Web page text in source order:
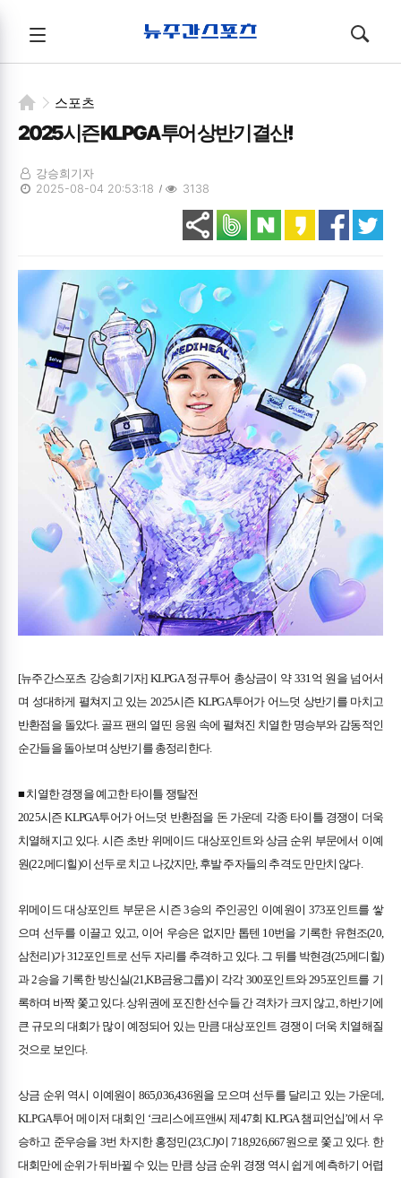
전체메뉴
열기/
검색
열기/
스포츠
2025시즌 KLPGA투어 상반기 결산!
강승희기자
2025-08-04 20:53:18
3138
[뉴주간스포츠 강승희기자] KLPGA 정규투어 총상금이 약 331억 원을 넘어서
며 성대하게 펼쳐지고 있는 2025시즌 KLPGA투어가 어느덧 상반기를 마치고
반환점을 돌았다. 골프 팬의 열띤 응원 속에 펼쳐진 치열한 명승부와 감동적인
순간들을 돌아보며 상반기를 총정리한다.
■ 치열한 경쟁을 예고한 타이틀 쟁탈전
2025시즌 KLPGA투어가 어느덧 반환점을 돈 가운데 각종 타이틀 경쟁이 더욱
치열해지고 있다. 시즌 초반 위메이드 대상포인트와 상금 순위 부문에서 이예
원(22,메디힐)이 선두로 치고 나갔지만, 후발 주자들의 추격도 만만치 않다.
위메이드 대상포인트 부문은 시즌 3승의 주인공인 이예원이 373포인트를 쌓
으며 선두를 이끌고 있고, 이어 우승은 없지만 톱텐 10번을 기록한 유현조(20,
삼천리)가 312포인트로 선두 자리를 추격하고 있다. 그 뒤를 박현경(25,메디힐)
과 2승을 기록한 방신실(21,KB금융그룹)이 각각 300포인트와 295포인트를 기
록하며 바짝 쫓고 있다. 상위권에 포진한 선수들 간 격차가 크지 않고, 하반기에
큰 규모의 대회가 많이 예정되어 있는 만큼 대상포인트 경쟁이 더욱 치열해질
것으로 보인다.
상금 순위 역시 이예원이 865,036,436원을 모으며 선두를 달리고 있는 가운데,
KLPGA투어 메이저 대회인 ‘크리스에프앤씨 제47회 KLPGA 챔피언십’에서 우
승하고 준우승을 3번 차지한 홍정민(23,CJ)이 718,926,667원으로 쫓고 있다. 한
대회만에 순위가 뒤바뀔 수 있는 만큼 상금 순위 경쟁 역시 쉽게 예측하기 어렵